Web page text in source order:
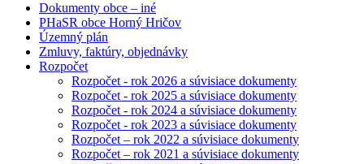
Dokumenty obce – iné
PHaSR obce Horný Hričov
Územný plán
Zmluvy, faktúry, objednávky
Rozpočet
Rozpočet - rok 2026 a súvisiace dokumenty
Rozpočet - rok 2025 a súvisiace dokumenty
Rozpočet - rok 2024 a súvisiace dokumenty
Rozpočet - rok 2023 a súvisiace dokumenty
Rozpočet – rok 2022 a súvisiace dokumenty
Rozpočet – rok 2021 a súvisiace dokumenty